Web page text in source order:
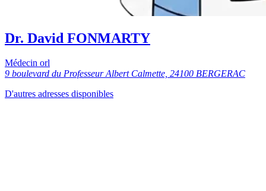
Dr. David FONMARTY
Médecin orl
9 boulevard du Professeur Albert Calmette, 24100 BERGERAC
D'autres adresses disponibles